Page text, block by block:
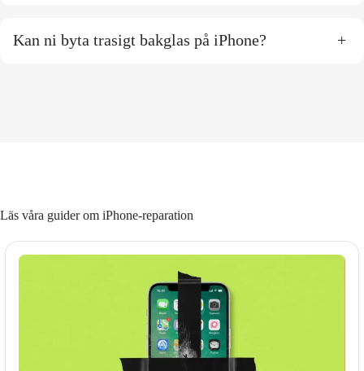
Kan ni byta trasigt bakglas på iPhone? +
Läs våra guider om iPhone-reparation